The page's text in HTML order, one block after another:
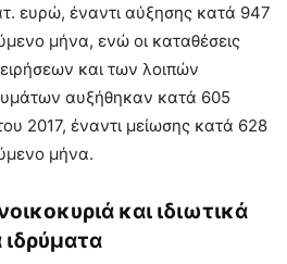
ευρώ, έναντι αύξησης κατά 947
μήνα, ενώ οι καταθέσεις
και των λοιπών
αυξήθηκαν κατά 605
2017, έναντι μείωσης κατά 628
μήνα.
και ιδιωτικά